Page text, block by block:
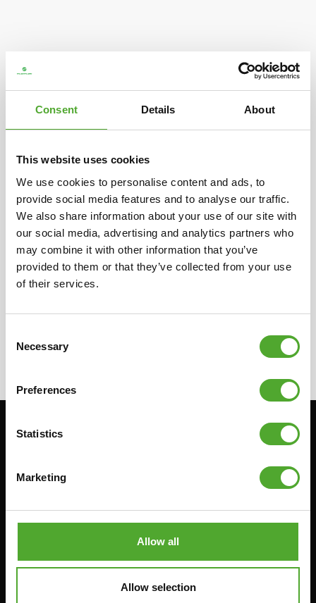
Consent Details About
This website uses cookies
We use cookies to personalise content and ads, to
provide social media features and to analyse our traffic.
We also share information about your use of our site with
our social media, advertising and analytics partners who
may combine it with other information that you’ve
provided to them or that they’ve collected from your use
of their services.
Selection
Necessary
Preferences
Statistics
Marketing
Allow all
Allow selection
Als in uw land geen verkopers worden
getoond, neemt u contact op met de
distributeur in uw land voor meer informatie
over onze lokale verkopers. Zij kunnen u de
benodigde informatie over de verkopers
Blijf op de hoogte: schrijf je in voor onze